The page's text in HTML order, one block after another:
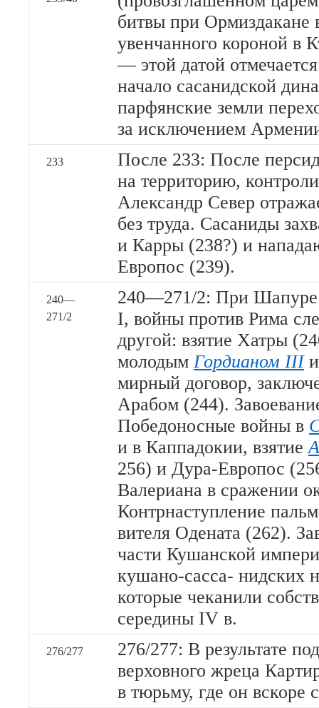
битвы при Ормиздакане
увенчанного короной в
— этой датой
начало сасанидской
парфянские земли
за исключением
233
После 233: После
на территорию,
Александр Север
без труда. Сасаниды
и Карры (238?) и
Европос (239).
240—
271/2
240—271/2: При
I, войны против Рима
другой: взятие Хатры
молодымГордианом IIIи
мирный договор,
Арабом (244).
Победоносные войны в
и в Каппадокии, взятие
256) и Дура-Европос
Валериана в сражении
Контрнаступление
вителя Одената (262).
части Кушанской
кушано-сасса- нидских
которые чеканили
середины IV в.
276/277
276/277: В результате
верховного жреца
в тюрьму, где он вскоре